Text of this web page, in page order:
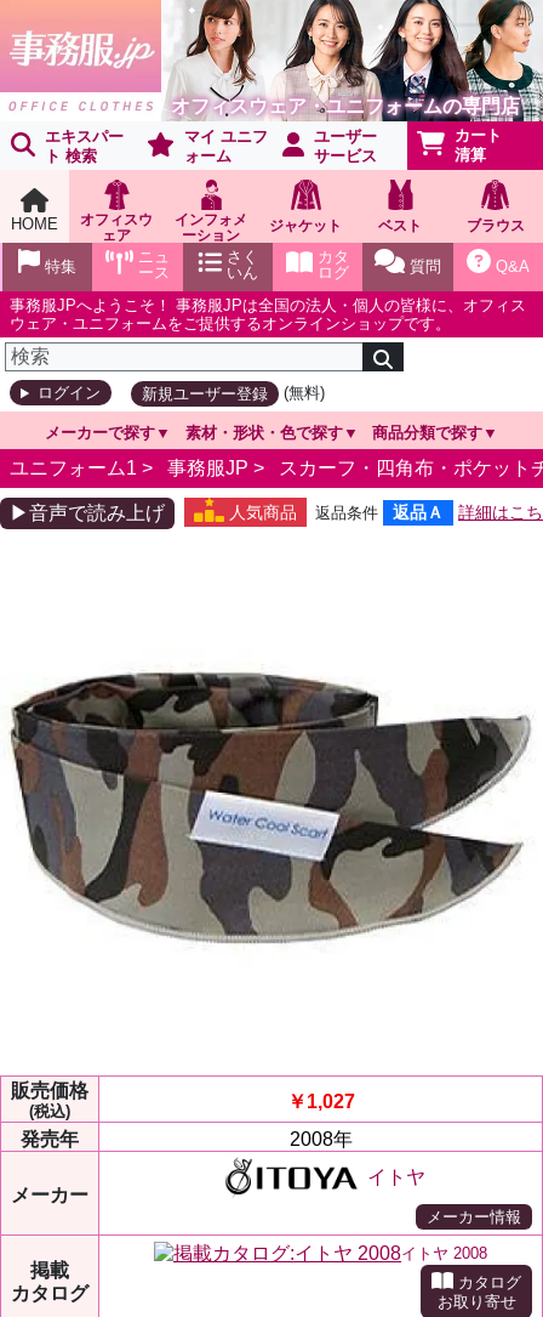
オフィスウェア・ユニフォームの専門店
エキスパー
ト 検索
マイ ユニフ
ォーム
ユーザー
サービス
カート
清算
HOME
オフィスウ
ェア
インフォメ
ーション
ショールー
ム
ジャケット ベスト ブラウス
Q&A
質問
カタ
ログ
さく
いん
ニュ
ース
特集
事務服JPへようこそ！ 事務服JPは全国の法人・個人の皆様に、オフィス
ウェア・ユニフォームをご提供するオンラインショップです。
ログイン 新規ユーザー登録 (無料)
メーカーで探す 素材・形状・色で探す 商品分類で探す
ユニフォーム1 > 事務服JP > スカーフ・四角布・ポケット
▶音声で読み上げ 人気商品 返品条件 返品Ａ
詳細はこち
販売価格
(税込)
￥1,027
発売年
2008年
メーカー
イトヤ
メーカー情報
掲載
カタログ
イトヤ 2008
カタログ
お取り寄せ